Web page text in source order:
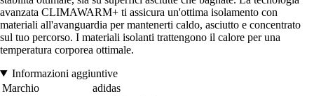
avanzata CLIMAWARM+ ti assicura un'ottima isolamento con
materiali all'avanguardia per mantenerti caldo, asciutto e concentrato
sul tuo percorso. I materiali isolanti trattengono il calore per una
temperatura corporea ottimale.
Informazioni aggiuntive
Marchio
adidas